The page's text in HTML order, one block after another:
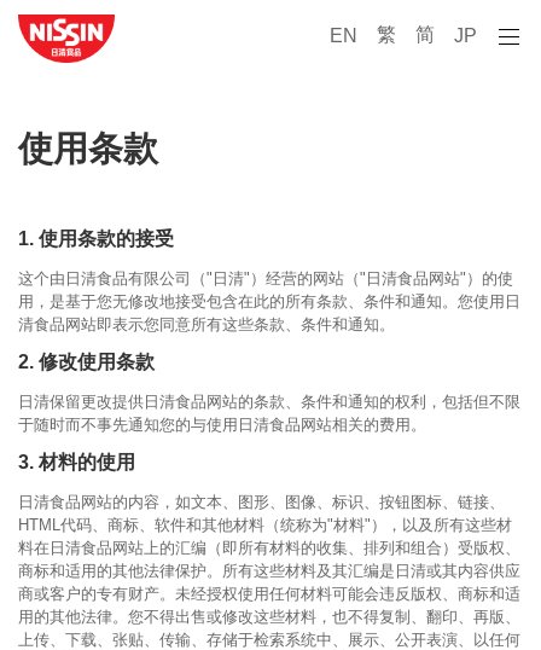
EN JP
简
繁
使用条款
1. 使用条款的接受
这个由日清食品有限公司（"日清"）经营的网站（"日清食品网站"）的使
用，是基于您无修改地接受包含在此的所有条款、条件和通知。您使用日
清食品网站即表示您同意所有这些条款、条件和通知。
2. 修改使用条款
日清保留更改提供日清食品网站的条款、条件和通知的权利，包括但不限
于随时而不事先通知您的与使用日清食品网站相关的费用。
3. 材料的使用
日清食品网站的内容，如文本、图形、图像、标识、按钮图标、链接、
HTML代码、商标、软件和其他材料（统称为"材料"），以及所有这些材
料在日清食品网站上的汇编（即所有材料的收集、排列和组合）受版权、
商标和适用的其他法律保护。所有这些材料及其汇编是日清或其内容供应
商或客户的专有财产。未经授权使用任何材料可能会违反版权、商标和适
用的其他法律。您不得出售或修改这些材料，也不得复制、翻印、再版、
上传、下载、张贴、传输、存储于检索系统中、展示、公开表演、以任何